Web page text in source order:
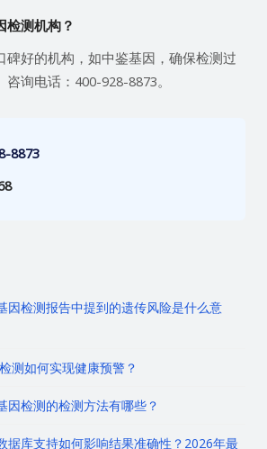
检测机构？
碑好的机构，如中鉴基因，确保检测过
询电话：400-928-8873。
8873
因检测报告中提到的遗传风险是什么意
测如何实现健康预警？
因检测的检测方法有哪些？
据库支持如何影响结果准确性？2026年最